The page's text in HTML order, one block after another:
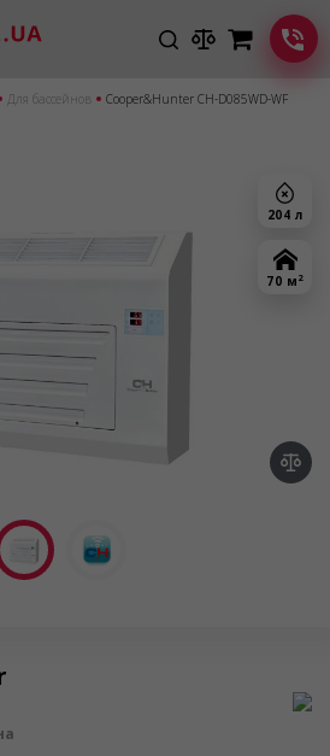
Для бассейнов Cooper&Hunter CH-D085WD-WF
204 л
70 м 2
воздуха